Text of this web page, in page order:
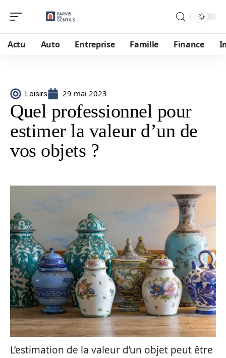
Actu Auto Entreprise Famille Finance
Loisirs 29 mai 2023
Quel professionnel pour
estimer la valeur d’un de
vos objets ?
L’estimation de la valeur d’un objet peut être